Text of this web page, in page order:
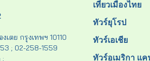
เตย กรุงเทพฯ 10110
; 02-258-1559
;
เที่ยวเมืองไทย
ทัวร์ยุโรป
ทัวร์เอเชีย
ทัวร์อเมริกา แค